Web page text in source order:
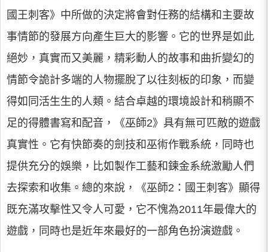
國王刺客》中所做的決定將會對任務的結構和主要故
事情節的發展方向產生巨大的影響。它的世界是如此
絕妙，真實而又美麗，精彩動人的故事和曲折變幻的
情節令詭計多端的人物擺脫了以往刻板的印象，而變
得如同活生生的人類。結合卓越的環境設計和稍顯不
足的得體書寫和配音，《巫師2》具有無可匹敵的遊戲
真實性。它有快節奏的劍技和巫術作戰系統，同時也
提供充分的娛樂，比如製作工藝和鍊金系統激勵人們
去探索和收集。總的來說，《巫師2：國王刺客》顯得
既充滿攻擊性又令人可愛，它不愧為2011年最偉大的
遊戲，同時也是近年來最好的一部角色扮演遊戲。